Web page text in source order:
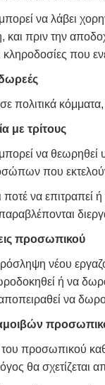
μπορεί να λάβει
πριν την
κληροδοσίες που
δωρεές
πολιτικά
με τρίτους
μπορεί να
που εκτελούν
ποτέ να επιτραπεί
προσωπικού
νέου
ή να
να
του προσωπικού
θα σχετίζεται